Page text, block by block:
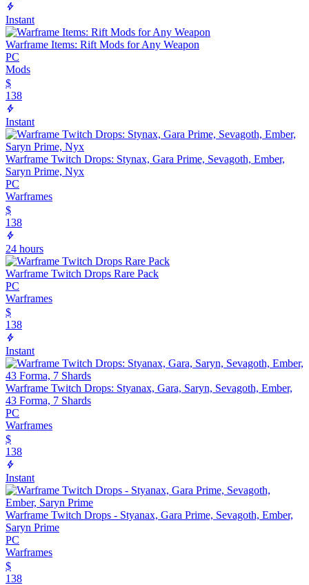
Instant
Warframe Items: Rift Mods for Any Weapon
PC
Mods
$
138
Instant
Warframe Twitch Drops: Stynax, Gara Prime, Sevagoth, Ember,
Saryn Prime, Nyx
PC
Warframes
$
138
24 hours
Warframe Twitch Drops Rare Pack
PC
Warframes
$
138
Instant
Warframe Twitch Drops: Styanax, Gara, Saryn, Sevagoth, Ember,
43 Forma, 7 Shards
PC
Warframes
$
138
Instant
Warframe Twitch Drops - Styanax, Gara Prime, Sevagoth, Ember,
Saryn Prime
PC
Warframes
$
138